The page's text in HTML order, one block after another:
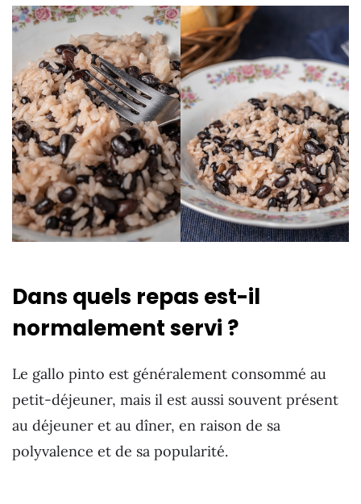
Dans quels repas est-il
normalement servi ?
Le gallo pinto est généralement consommé au
petit-déjeuner, mais il est aussi souvent présent
au déjeuner et au dîner, en raison de sa
polyvalence et de sa popularité.